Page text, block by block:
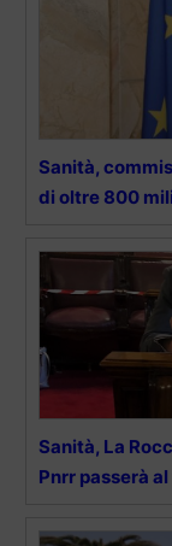
Sanità,
di oltre 800
Sanità, La
Pnrr passerà al